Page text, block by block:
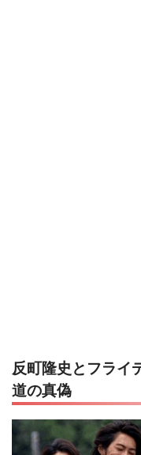
反町隆史とフライ
道の真偽